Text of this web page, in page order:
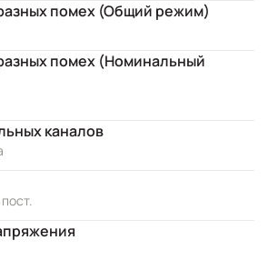
помех (Общий режим)
помех (Номинальный
каналов